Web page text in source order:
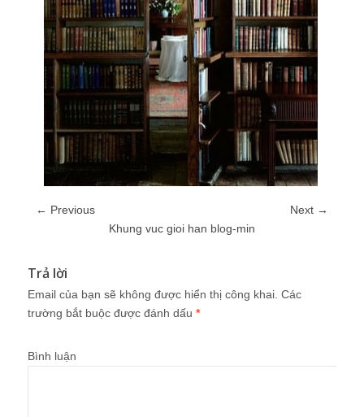
← Previous
Next →
Khung vuc gioi han blog-min
Trả lời
Email của bạn sẽ không được hiển thị công khai. Các
trường bắt buộc được đánh dấu *
Bình luận